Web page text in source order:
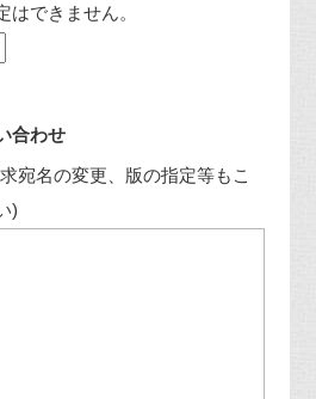
はできません。
合わせ
宛名の変更、版の指定等もこ
)